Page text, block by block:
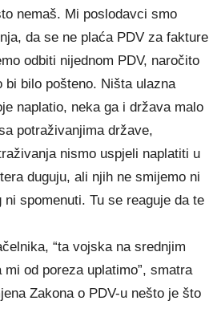
nemaš. Mi poslodavci smo
da se ne plaća PDV za fakture
odbiti nijednom PDV, naročito
bilo pošteno. Ništa ulazna
naplatio, neka ga i država malo
potraživanjima države,
nismo uspjeli naplatiti u
duguju, ali njih ne smijemo ni
spomenuti. Tu se reaguje da te
“ta vojska na srednjim
od poreza uplatimo”, smatra
Zakona o PDV-u nešto je što